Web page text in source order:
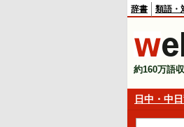
辞書 類語・
約160万語
日中・中